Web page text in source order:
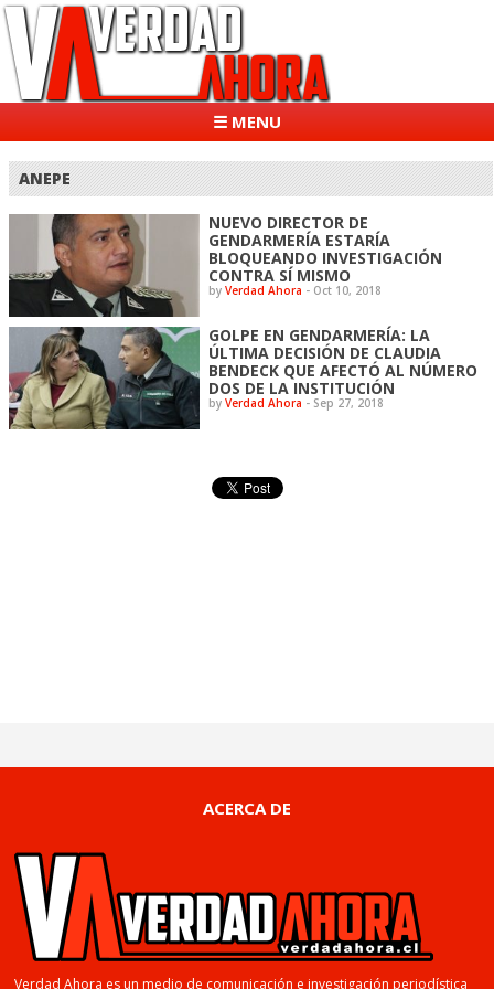
☰ MENU
ANEPE
NUEVO DIRECTOR DE
GENDARMERÍA ESTARÍA
BLOQUEANDO INVESTIGACIÓN
CONTRA SÍ MISMO
byVerdad Ahora - Oct 10, 2018
GOLPE EN GENDARMERÍA: LA
ÚLTIMA DECISIÓN DE CLAUDIA
BENDECK QUE AFECTÓ AL NÚMERO
DOS DE LA INSTITUCIÓN
byVerdad Ahora - Sep 27, 2018
ACERCA DE
Verdad Ahora es un medio de comunicación e investigación periodística